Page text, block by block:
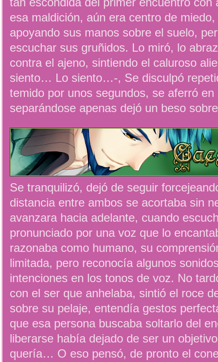
esa maldición, aún era centro de
apoyando sus manos sobre el suelo,
escuchar sus gruñidos. Lo miró, lo
contra el ajeno, sintiendo el caluroso
siento… Lo siento…-, Se disculpó
temido por unos segundos, se aferró
separándose apenas dejó un beso
Se tranquilizó, dejó de seguir
distancia entre ambos se acortaba sin
avanzara hacia adelante, cuando
pronunciado por una voz que lo
razonaba como humano, su
limitada, pero reconocía algunos
intenciones en los tonos de voz. No
con el ser que anhelaba, sintió el roce
sobre su pelaje, entendía gestos
que esa persona buscaba soltarlo del
liberarse había dejado de ser un
quería… O eso pensó, de pronto el